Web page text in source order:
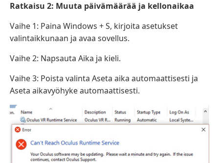
Ratkaisu 2: Muuta päivämäärää ja kellonaikaa
Vaihe 1: Paina Windows + S, kirjoita asetukset
valintaikkunaan ja avaa sovellus.
Vaihe 2: Napsauta Aika ja kieli.
Vaihe 3: Poista valinta Aseta aika automaattisesti ja
Aseta aikavyöhyke automaattisesti.